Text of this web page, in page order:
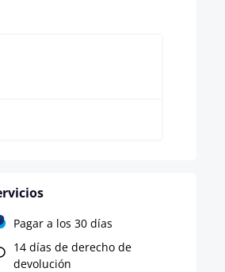
Pagar a los 30 días
14 días de derecho de
devolución